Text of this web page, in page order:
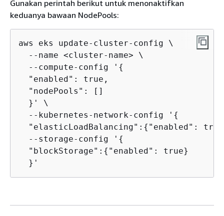
Gunakan perintah berikut untuk menonaktifkan
keduanya bawaan NodePools:
aws eks update-cluster-config \
  --name <cluster-name> \
  --compute-config '
{
  "enabled": true,
  "nodePools": []
  }' \
  --kubernetes-network-config '
{
  "elasticLoadBalancing":
{ "enabled":
  --storage-config '
{
  "blockStorage":
{ "enabled": true}
  }'